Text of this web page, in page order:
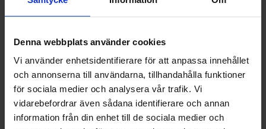
Denna webbplats använder cookies
Vi använder enhetsidentifierare för att anpassa innehållet
och annonserna till användarna, tillhandahålla funktioner
för sociala medier och analysera vår trafik. Vi
vidarebefordrar även sådana identifierare och annan
information från din enhet till de sociala medier och
februari (18)
2024
december (32)
november (1)
oktober (1)
september (1)
juni (1)